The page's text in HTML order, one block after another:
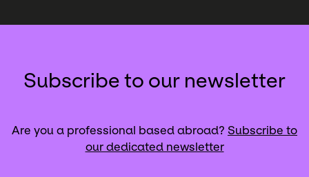
Subscribe to our newsletter
Are you a professional based abroad? Subscribe to
our dedicated newsletter